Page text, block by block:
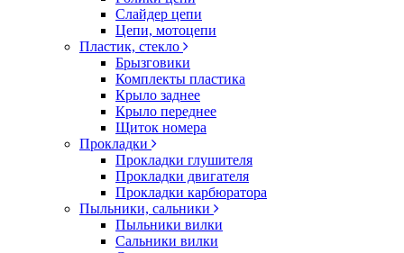
Слайдер цепи
Цепи, мотоцепи
Пластик, стекло
Брызговики
Комплекты пластика
Крыло заднее
Крыло переднее
Щиток номера
Прокладки
Прокладки глушителя
Прокладки двигателя
Прокладки карбюратора
Пыльники, сальники
Пыльники вилки
Сальники вилки